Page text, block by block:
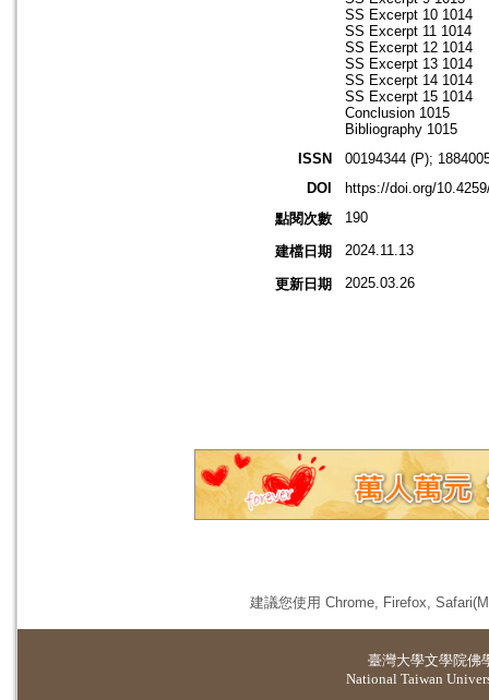
SS Excerpt 10 1014
SS Excerpt 11 1014
SS Excerpt 12 1014
SS Excerpt 13 1014
SS Excerpt 14 1014
SS Excerpt 15 1014
Conclusion 1015
Bibliography 1015
ISSN
00194344 (P);
DOI
https://doi.org/
點閱次數
190
建檔日期 2024.11.13
更新日期 2025.03.26
建議您使用 Chrome, Firefox,
臺灣大學文學院佛
National Taiwan